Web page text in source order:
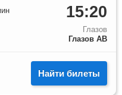
15:20
Глазов
Глазов АВ
Найти билеты